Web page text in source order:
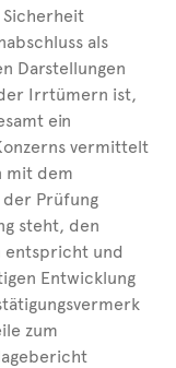
Sicherheit
als
Darstellungen
Irrtümern ist,
ein
vermittelt
mit dem
der Prüfung
steht, den
entspricht und
Entwicklung
zum